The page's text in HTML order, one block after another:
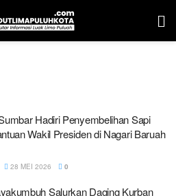
Hadiri Penyembelihan Sapi
Wakil Presiden di Nagari Baruah
28 MEI 2026 0
Salurkan Daging Kurban